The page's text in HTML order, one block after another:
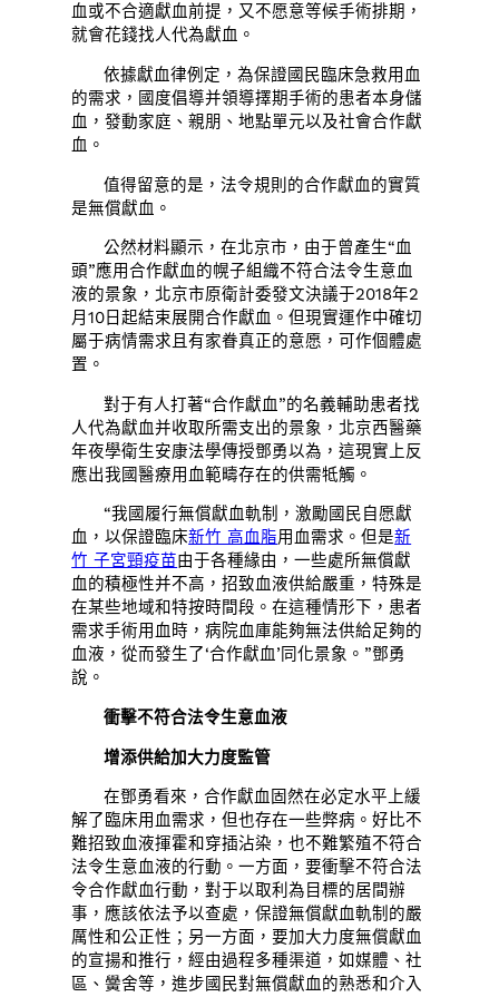
血或不合適獻血前提，又不愿意等候手術排期，
就會花錢找人代為獻血。
依據獻血律例定，為保證國民臨床急救用血
的需求，國度倡導并領導擇期手術的患者本身儲
血，發動家庭、親朋、地點單元以及社會合作獻
血。
值得留意的是，法令規則的合作獻血的實質
是無償獻血。
公然材料顯示，在北京市，由于曾產生“血
頭”應用合作獻血的幌子組織不符合法令生意血
液的景象，北京市原衛計委發文決議于2018年2
月10日起結束展開合作獻血。但現實運作中確切
屬于病情需求且有家眷真正的意愿，可作個體處
置。
對于有人打著“合作獻血”的名義輔助患者找
人代為獻血并收取所需支出的景象，北京西醫藥
年夜學衛生安康法學傳授鄧勇以為，這現實上反
應出我國醫療用血範疇存在的供需牴觸。
“我國履行無償獻血軌制，激勵國民自愿獻
血，以保證臨床新竹 高血脂用血需求。但是新
竹 子宮頸疫苗由于各種緣由，一些處所無償獻
血的積極性并不高，招致血液供給嚴重，特殊是
在某些地域和特按時間段。在這種情形下，患者
需求手術用血時，病院血庫能夠無法供給足夠的
血液，從而發生了‘合作獻血’同化景象。”鄧勇
說。
衝擊不符合法令生意血液
增添供給加大力度監管
在鄧勇看來，合作獻血固然在必定水平上緩
解了臨床用血需求，但也存在一些弊病。好比不
難招致血液揮霍和穿插沾染，也不難繁殖不符合
法令生意血液的行動。一方面，要衝擊不符合法
令合作獻血行動，對于以取利為目標的居間辦
事，應該依法予以查處，保證無償獻血軌制的嚴
厲性和公正性；另一方面，要加大力度無償獻血
的宣揚和推行，經由過程多種渠道，如媒體、社
區、黌舍等，進步國民對無償獻血的熟悉和介入